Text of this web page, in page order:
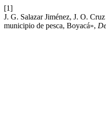
[1]
J. G. Salazar Jiménez, J. O.
municipio de pesca, Boyacá»,